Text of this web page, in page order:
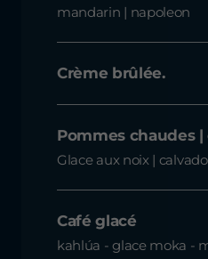
mandarin | napoleon
Crème brûlée.
Pommes chaudes
Glace aux noix |
Café glacé
kahlúa - glace moka -